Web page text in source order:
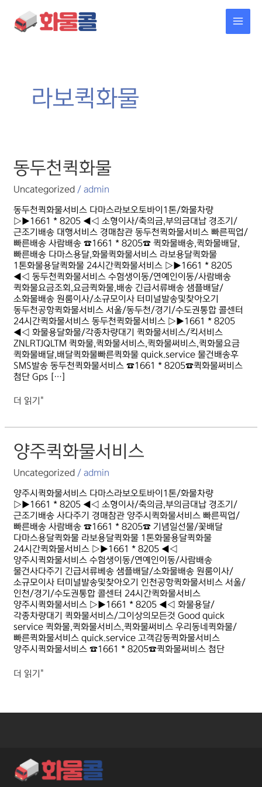
건너뛰기
라보퀵화물
동두천퀵화물
Uncategorized /admin
동두천퀵화물서비스 다마스라보오토바이1톤/화물차량
▷▶1661 * 8205 ◀◁ 소형이사/축의금,부의금대납 경조기/
근조기배송 대행서비스 경매참관 동두천퀵화물서비스 빠른픽업/
빠른배송 사람배송 ☎1661 * 8205☎ 퀵화물배송,퀵화물배달,
빠른배송 다마스용달,화물퀵화물서비스 라보용달퀵화물
1톤화물용달퀵화물 24시간퀵화물서비스 ▷▶1661 * 8205
◀◁ 동두천퀵화물서비스 수험생이동/연예인이동/사람배송
퀵화물요금조회,요금퀵화물,배송 긴급서류배송 샘플배달/
소화물배송 원룸이사/소규모이사 터미널발송및찾아오기
동두천공항퀵화물서비스 서울/동두천/경기/수도권통합 콜센터
24시간퀵화물서비스 동두천퀵화물서비스 ▷▶1661 * 8205
◀◁ 화물용달화물/각종차량대기 퀵화물서비스/킥서비스
ZNLRTJQLTM 퀵화물,퀵화물서비스,퀵화물써비스,퀵화물요금
퀵화물배달,배달퀵화물빠른퀵화물 quick.service 물건배송후
SMS발송 동두천퀵화물서비스 ☎1661 * 8205☎퀵화물써비스
첨단 Gps […]
동두천퀵화물
더 읽기"
양주퀵화물서비스
Uncategorized /admin
양주시퀵화물서비스 다마스라보오토바이1톤/화물차량
▷▶1661 * 8205 ◀◁ 소형이사/축의금,부의금대납 경조기/
근조기배송 사다주기 경매참관 양주시퀵화물서비스 빠른픽업/
빠른배송 사람배송 ☎1661 * 8205☎ 기념일선물/꽃배달
다마스용달퀵화물 라보용달퀵화물 1톤화물용달퀵화물
24시간퀵화물서비스 ▷▶1661 * 8205 ◀◁
양주시퀵화물서비스 수험생이동/연예인이동/사람배송
물건사다주기 긴급서류베송 샘플배달/소화물배송 원룸이사/
소규모이사 터미널발송및찾아오기 인천공항퀵화물서비스 서울/
인천/경기/수도권통합 콜센터 24시간퀵화물서비스
양주시퀵화물서비스 ▷▶1661 * 8205 ◀◁ 화물용달/
각종차량대기 퀵화물서비스/그이상의모든것 Good quick
service 퀵화물,퀵화물서비스,퀵화물써비스 우리동네퀵화물/
빠른퀵화물서비스 quick.service 고객감동퀵화물서비스
양주시퀵화물서비스 ☎1661 * 8205☎퀵화물써비스 첨단
양주퀵화물서비스
더 읽기"